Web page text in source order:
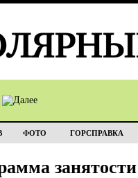
ФОТО ГОРСПРАВКА